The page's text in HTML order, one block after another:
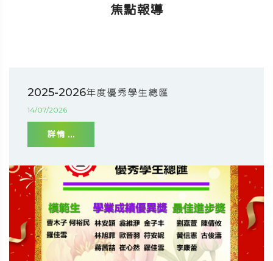
焦點報導
2025-2026年度優秀學生總匯
14/07/2026
詳情 ...